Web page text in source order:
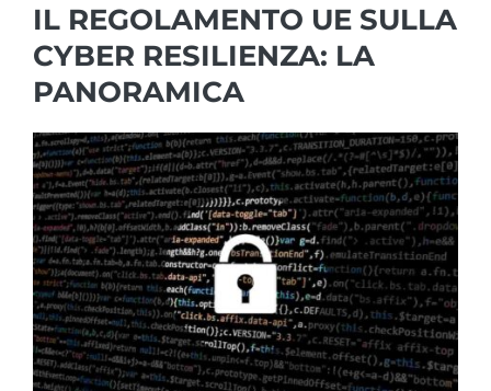
IL REGOLAMENTO UE SULLA
CYBER RESILIENZA: LA
PANORAMICA